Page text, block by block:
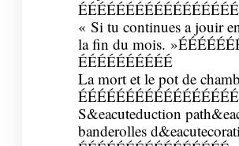
« Si tu continues a jouir
la fin du mois.
ÉÉÉÉÉÉÉÉÉÉ
La mort et le pot de
S&eacuteduction
banderolles